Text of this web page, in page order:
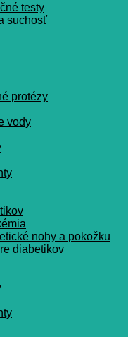
testy
suchosť
protézy
vody
nohy a pokožku
diabetikov